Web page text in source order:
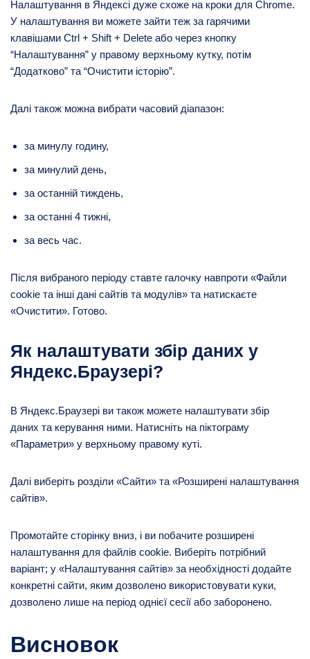
Налаштування в Яндексі дуже схоже на кроки для Chrome.
У налаштування ви можете зайти теж за гарячими
клавішами Ctrl + Shift + Delete або через кнопку
“Налаштування” у правому верхньому кутку, потім
“Додатково” та “Очистити історію”.
Далі також можна вибрати часовий діапазон:
за минулу годину,
за минулий день,
за останній тиждень,
за останні 4 тижні,
за весь час.
Після вибраного періоду ставте галочку навпроти «Файли
cookie та інші дані сайтів та модулів» та натискаєте
«Очистити». Готово.
Як налаштувати збір даних у
Яндекс.Браузері?
В Яндекс.Браузері ви також можете налаштувати збір
даних та керування ними. Натисніть на піктограму
«Параметри» у верхньому правому куті.
Далі виберіть розділи «Сайти» та «Розширені налаштування
сайтів».
Промотайте сторінку вниз, і ви побачите розширені
налаштування для файлів cookie. Виберіть потрібний
варіант; у «Налаштування сайтів» за необхідності додайте
конкретні сайти, яким дозволено використовувати куки,
дозволено лише на період однієї сесії або заборонено.
Висновок